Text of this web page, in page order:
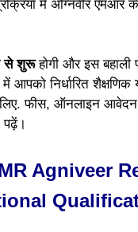
में अग्निवीर एमआर
से शुरूहोगी और इस
आपको निर्धारित
लिए. फीस, ऑनलाइन
Agniveer